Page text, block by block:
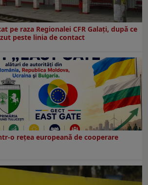
pe raza Regionalei CFR Galați, după ce
peste linia de contact
o rețea europeană de cooperare